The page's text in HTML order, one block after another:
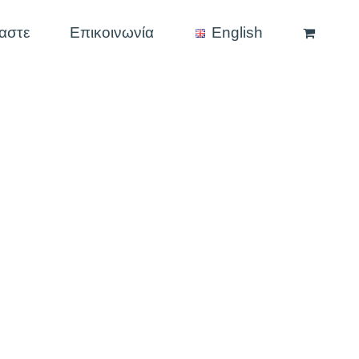
Επικοινωνία English